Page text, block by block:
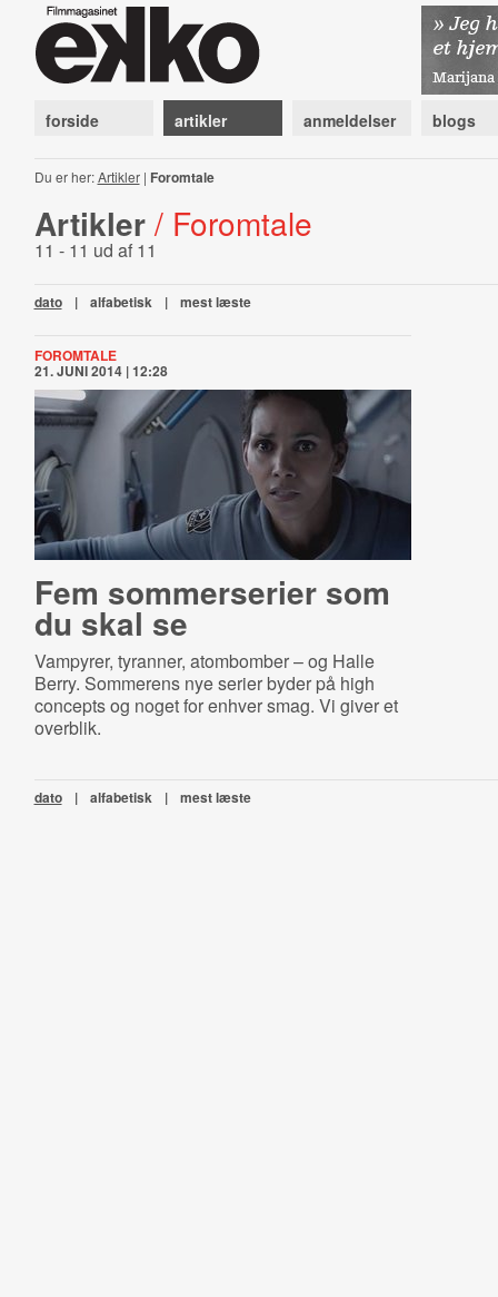
forside artikler anmeldelser blogs
Du er her:Artikler| Foromtale
Artikler / Foromtale
11 - 11 ud af 11
dato | alfabetisk | mest læste
FOROMTALE
21. JUNI 2014 | 12:28
Fem sommerserier som
du skal se
Vampyrer, tyranner, atombomber – og Halle
Berry. Sommerens nye serier byder på high
concepts og noget for enhver smag. Vi giver et
overblik.
dato | alfabetisk | mest læste